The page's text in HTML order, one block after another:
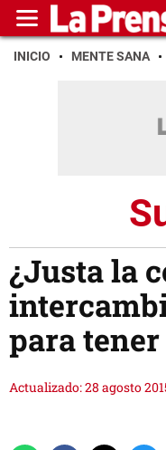
INICIO MENTE SANA
¿Justa la
para tener
Actualizado: 28 agosto